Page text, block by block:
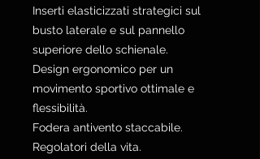
Inserti elasticizzati strategici sul
busto laterale e sul pannello
superiore dello schienale.
Design ergonomico per un
movimento sportivo ottimale e
flessibilità.
Fodera antivento staccabile.
Regolatori della vita.